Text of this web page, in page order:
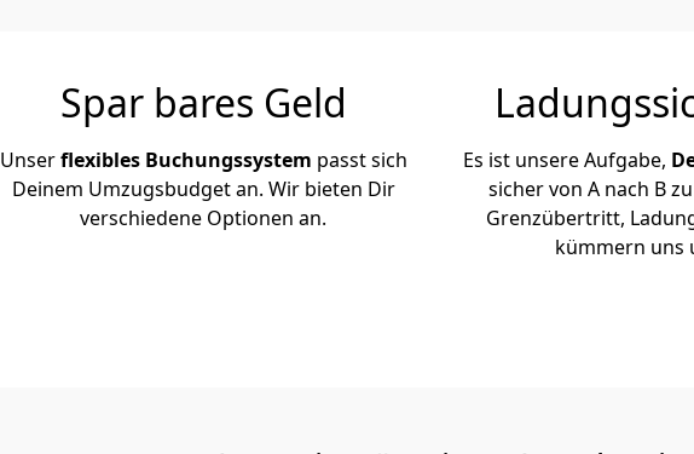
Spar bares Geld
Unserflexibles Buchungssystem passt sich
Deinem Umzugsbudget an. Wir bieten Dir
verschiedene Optionen an.
Es ist unsere Aufgabe,
sicher von A nach B
Grenzübertritt,
kümmern uns